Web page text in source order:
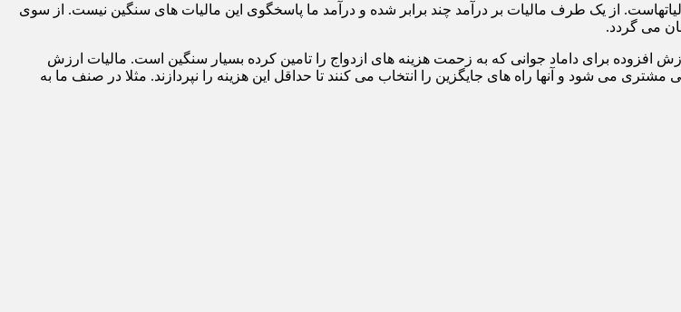
از یک طرف مالیات بر درآمد چند برابر شده و درآمد ما پاسخگوی این مالیات های سنگین نیست. از سوی
می گردد.
پذیرایی و تجهیز مجالس تهران تصریح کرد: 9درصد مالیات ارزش افزوده برای داماد جوانی که به زحمت هزینه های ازدواج را تامین کرده بسیار سنگین است. مالیات ارزش
می شود و آنها راه های جایگزین را انتخاب می کنند تا حداقل این هزینه را نپردازند. مثلا در صنف ما به